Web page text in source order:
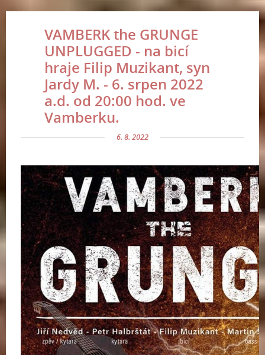
VAMBERK the GRUNGE
UNPLUGGED - na bicí
hraje Filip Muzikant, syn
Jardy M. - 6. srpen 2022
a.d. od 20:00 hod. ve
Vamberku.
6. 8. 2022